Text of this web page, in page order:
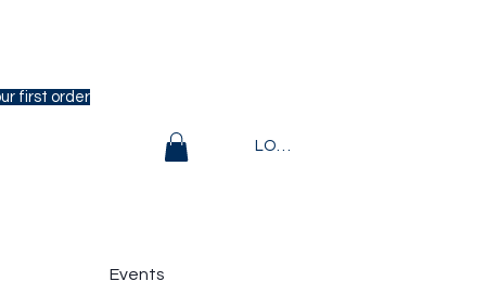
first order
LOGIN
Events